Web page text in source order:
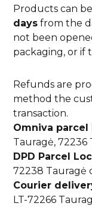
Veido
Veido
Veido
Veido
Veido
Paakių
Paakių
Kaklo
Veido
Lūpų
Visos
Kūno
Kūno
Kūno
Rankų
Intymi
Savaiminio
Natūralūs
Vonios
Apsauga
Makiažo
Visos
Makiažo
Birios ir
Veido
Skaistalai
Akių
Antakių
Lūpų
Plaukų
Visos
Galvos
Plaukų
Plaukų
Plaukų
Plaukų
Plaukų
Apsauga
Apranga
Palaidinės
Sportinės
Sijonai
Šortai
Kojinės
Tamprės
Naujienos
Rinkiniai
Namams
Kvepalai
Products can
days from the
not been
packaging, or if
Refunds are
method the
transaction.
Omniva parcel
Tauragė, 72236
DPD Parcel
72238 Tauragė
Courier
LT-72266